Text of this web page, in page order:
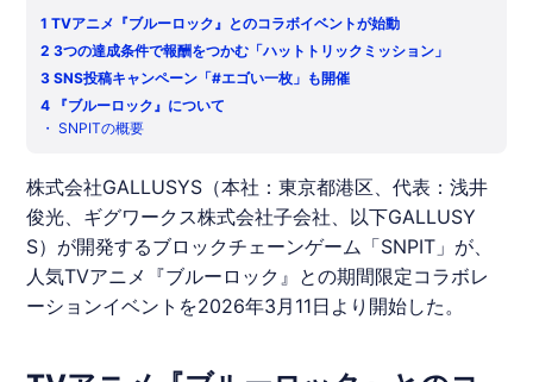
1TVアニメ『ブルーロック』とのコラボイベントが始動
23つの達成条件で報酬をつかむ「ハットトリックミッション」
3SNS投稿キャンペーン「#エゴい一枚」も開催
4
『ブルーロック』について
・SNPITの概要
株式会社GALLUSYS（本社：東京都港区、代表：浅井
俊光、ギグワークス株式会社子会社、以下GALLUSY
S）が開発するブロックチェーンゲーム 「SNPIT 」が、
人気TVアニメ『ブルーロック 』との期間限定コラボレ
ーションイベントを2026年3月11日より開始した。